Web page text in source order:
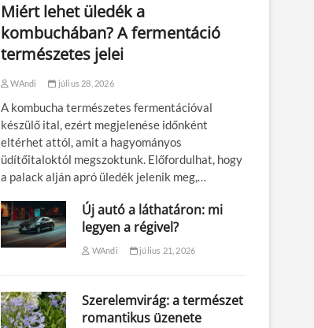
Miért lehet üledék a
kombuchában? A fermentáció
természetes jelei
WAndi július 28, 2026
A kombucha természetes fermentációval
készülő ital, ezért megjelenése időnként
eltérhet attól, amit a hagyományos
üdítőitaloktól megszoktunk. Előfordulhat, hogy
a palack alján apró üledék jelenik meg,…
Új autó a láthatáron: mi
legyen a régivel?
WAndi július 21, 2026
Szerelemvirág: a természet
romantikus üzenete